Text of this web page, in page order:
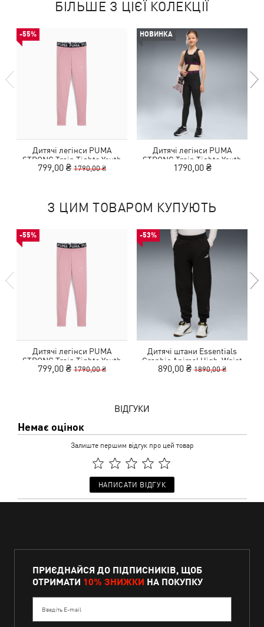
БІЛЬШЕ З ЦІЄЇ КОЛЕКЦІЇ
-55%
Дитячі легінси PUMA
STRONG Train Tights Youth
799,00 ₴ 1790,00 ₴
НОВИНКА
Дитячі легінси PUMA
STRONG Train Tights Youth
1790,00 ₴
З ЦИМ ТОВАРОМ КУПУЮТЬ
-55%
Дитячі легінси PUMA
STRONG Train Tights Youth
799,00 ₴ 1790,00 ₴
-53%
Дитячі штани Essentials
Graphic Animal High-Waist
Sweatpants Youth
890,00 ₴ 1890,00 ₴
ВІДГУКИ
Немає оцінок
Залиште першим відгук про цей товар
НАПИСАТИ ВІДГУК
ПРИЄДНАЙСЯ ДО ПІДПИСНИКІВ, ЩОБ
ОТРИМАТИ 10% ЗНИЖКИ НА ПОКУПКУ
Введіть E-mail